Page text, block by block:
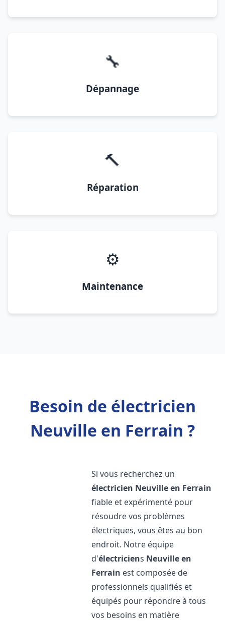
🔧
Dépannage
🔨
Réparation
⚙️
Maintenance
Besoin de électricien
Neuville en Ferrain ?
Si vous recherchez un
électricien Neuville en Ferrain
fiable et expérimenté pour
résoudre vos problèmes
électriques, vous êtes au bon
endroit. Notre équipe
d'électriciens Neuville en
Ferrain est composée de
professionnels qualifiés et
équipés pour répondre à tous
vos besoins en matière